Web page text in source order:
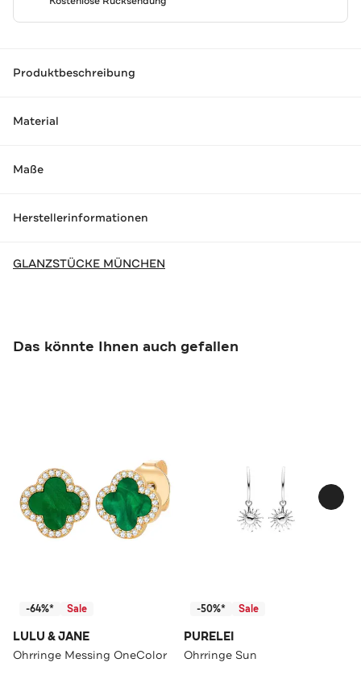
Produktbeschreibung
Material
Maße
Herstellerinformationen
GLANZSTÜCKE MÜNCHEN
Das könnte Ihnen auch gefallen
-64%* Sale
LULU & JANE
Ohrringe Messing OneColor
-50%* Sale
PURELEI
Ohrringe Sun